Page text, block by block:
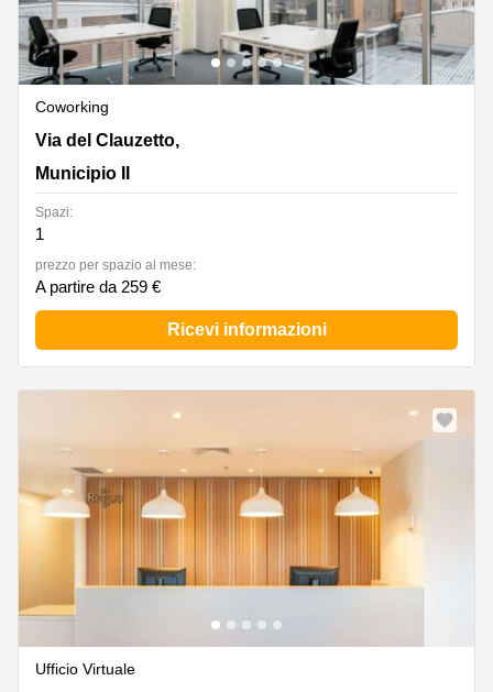
Coworking
Via del Clauzetto, 12, Municipio II
Via del Clauzetto,
Municipio II
Spazi:
1
prezzo per spazio al mese:
A partire da 259 €
Ricevi informazioni
Ufficio Virtuale